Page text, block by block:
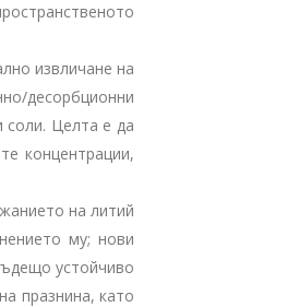
извличане на
десорбционни
соли. Целта е да
концентрации,
на литий
му; нови
устойчиво
празнина, като